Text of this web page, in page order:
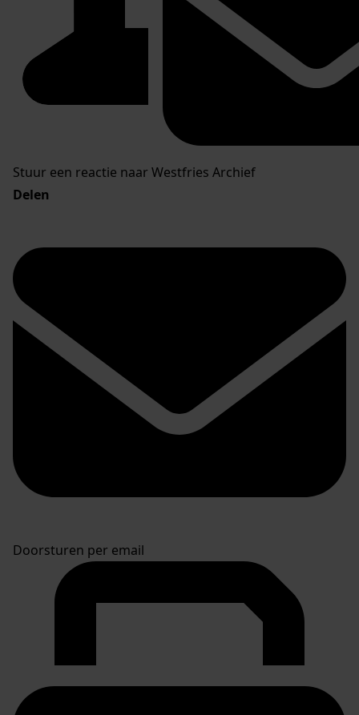
Stuur een reactie naar Westfries Archief
Delen
Doorsturen per email